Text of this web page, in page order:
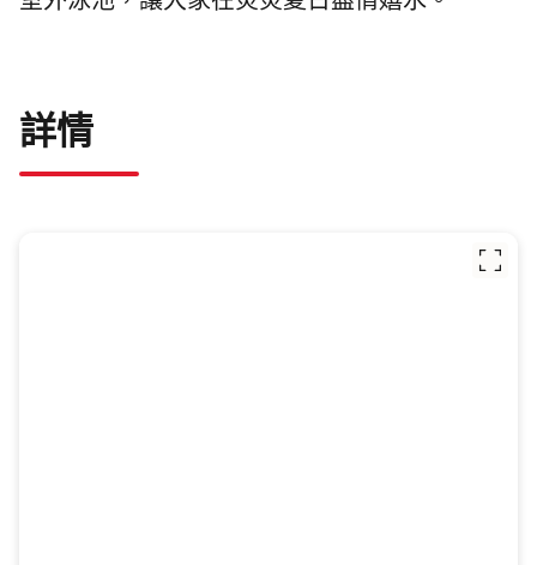
室外泳池，讓大家在炎炎夏日盡情嬉水。
詳情